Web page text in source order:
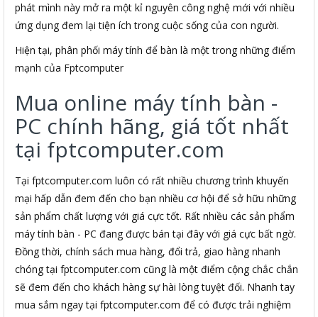
phát mình này mở ra một kỉ nguyên công nghệ mới với nhiều
ứng dụng đem lại tiện ích trong cuộc sống của con người.
Hiện tại, phân phối máy tính để bàn là một trong những điểm
mạnh của Fptcomputer
Mua online máy tính bàn -
PC chính hãng, giá tốt nhất
tại fptcomputer.com
Tại fptcomputer.com luôn có rất nhiều chương trình khuyến
mại hấp dẫn đem đến cho bạn nhiều cơ hội để sở hữu những
sản phẩm chất lượng với giá cực tốt. Rất nhiều các sản phẩm
máy tính bàn - PC đang được bán tại đây với giá cực bất ngờ.
Đồng thời, chính sách mua hàng, đổi trả, giao hàng nhanh
chóng tại fptcomputer.com cũng là một điểm cộng chắc chắn
sẽ đem đến cho khách hàng sự hài lòng tuyệt đối. Nhanh tay
mua sắm ngay tại fptcomputer.com để có được trải nghiệm